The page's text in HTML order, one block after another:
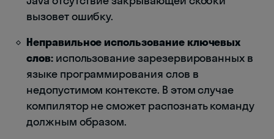
вызовет ошибку.
Неправильное использование ключевых
слов:использование зарезервированных в
языке программирования слов в
недопустимом контексте. В этом случае
компилятор не сможет распознать команду
должным образом.